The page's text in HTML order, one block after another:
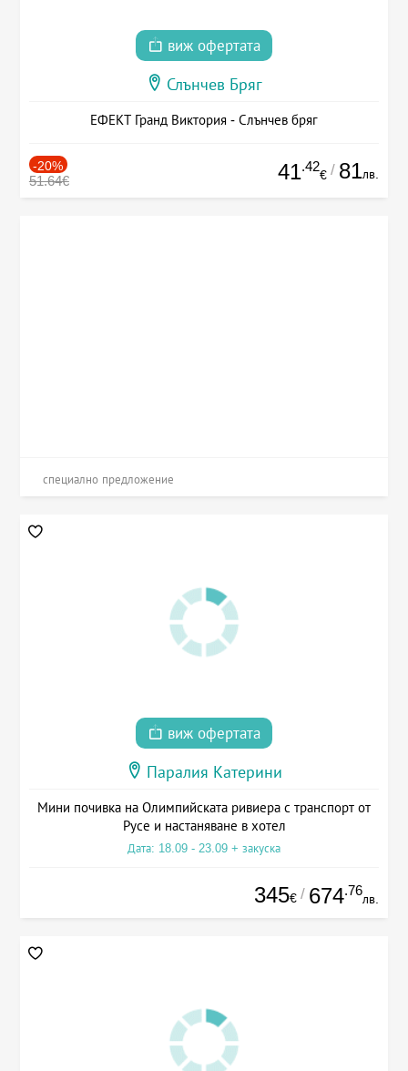
виж офертата
Слънчев Бряг
ЕФЕКТ Гранд Виктория - Слънчев бряг
-20%
51.64€ 41.42
€ / 81лв.
специално предложение
виж офертата
Паралия Катерини
Мини почивка на Олимпийската ривиера с транспорт от
Русе и настаняване в хотел
Дата: 18.09 - 23.09 + закуска
345€ / 674.76
лв.